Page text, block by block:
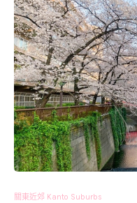
關東近郊 Kanto Suburbs